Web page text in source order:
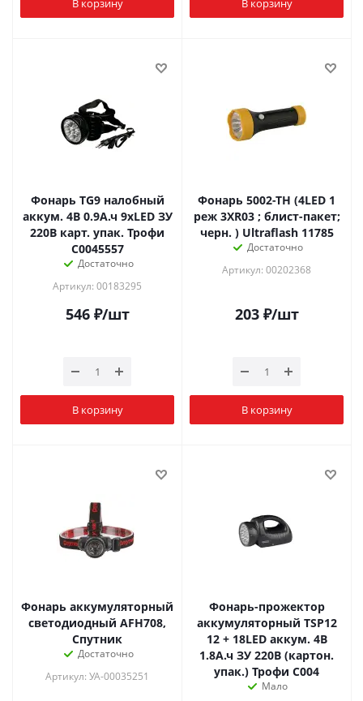
Фонарь TG9 налобный
аккум. 4В 0.9А.ч 9хLED ЗУ
220В карт. упак. Трофи
C0045557
Достаточно
Артикул: 00183295
546₽/шт
В корзину
Фонарь 5002-ТН (4LED 1
реж 3XR03 ; блист-пакет;
черн. ) Ultraflash 11785
Достаточно
Артикул: 00202368
203₽/шт
В корзину
Фонарь аккумуляторный
светодиодный AFH708,
Спутник
Достаточно
Артикул: УА-00035251
Фонарь-прожектор
аккумуляторный TSP12
12 + 18LED аккум. 4В
1.8А.ч ЗУ 220В (картон.
упак.) Трофи C004
Мало